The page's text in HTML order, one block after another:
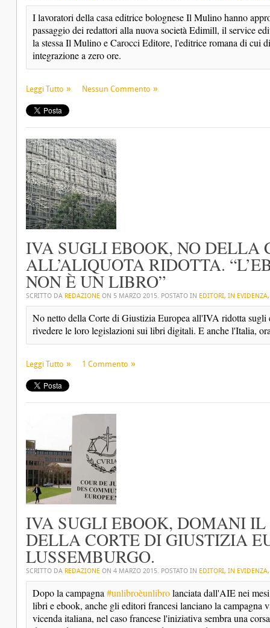
I lavoratori della casa editrice bolognese Il Mulino hanno
passaggio dei redattori alla nuova società Edimill, il service
la stessa Il Mulino e Carocci Editore, l'editrice romana di cui
integrazione a zero ore.
Leggi Tutto Nessun Commento
IVA SUGLI EBOOK, NO DELLA
ALL’ALIQUOTA RIDOTTA.
NON È UN LIBRO”
SCRITTO DA REDAZIONE ON 5 MARZO 2015. POSTATO IN EDITORI, IN EVIDENZA
No netto della Corte di Giustizia Europea all'IVA ridotta
rivedere le loro legislazioni sui libri digitali. E anche l'Italia,
Leggi Tutto 1 Commento
IVA SUGLI EBOOK, DOMANI
DELLA CORTE DI GIUSTIZIA
LUSSEMBURGO.
SCRITTO DA REDAZIONE ON 4 MARZO 2015. POSTATO IN EDITORI, IN EVIDENZA
Dopo la campagna #unlibroèunlibro lanciata dall'AIE nei
libri e ebook, anche gli editori francesi lanciano la campagna
vicenda italiana, nel caso francese l'iniziativa sembra una